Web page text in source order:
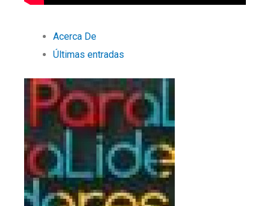
Acerca De
Últimas entradas